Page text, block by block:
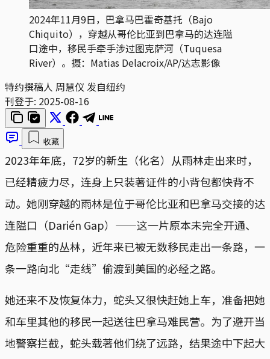
2024年11月9日，巴拿马巴霍奇基托（Bajo
Chiquito），穿越从哥伦比亚到巴拿马的达连隘
口途中，移民手牵手涉过图克萨河（Tuquesa
River）。摄：Matias Delacroix/AP/达志影像
特约撰稿人 周慧仪 发自纽约
刊登于: 2025-08-16
收藏
2023年年底，72岁的新生（化名）从雨林走出来时，
已经精疲力尽，连身上只装著证件的小背包都快背不
动。她刚穿越的雨林是位于哥伦比亚和巴拿马交接的达
连隘口（Darién Gap）——这一片原本未完全开通、
危险重重的丛林，近年来已被无数移民走出一条路，一
条一路向北“走线”偷渡到美国的必经之路。
她还来不及恢复体力，蛇头又很快赶她上车，准备把她
和车里其他的移民一起送往巴拿马难民营。为了避开当
地警察拦截，蛇头载著他们绕了远路，结果途中下起大